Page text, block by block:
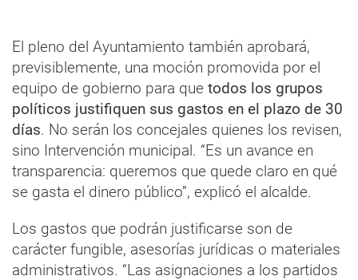
El pleno del Ayuntamiento también aprobará,
previsiblemente, una moción promovida por el
equipo de gobierno para que todos los grupos
políticos justifiquen sus gastos en el plazo de 30
días. No serán los concejales quienes los revisen,
sino Intervención municipal. “Es un avance en
transparencia: queremos que quede claro en qué
se gasta el dinero público”, explicó el alcalde.
Los gastos que podrán justificarse son de
carácter fungible, asesorías jurídicas o materiales
administrativos. “Las asignaciones a los partidos